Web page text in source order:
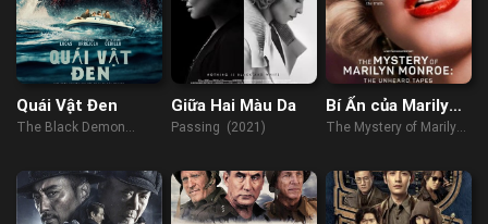
Quái Vật Đen
The Black Demon
Giữa Hai Màu Da
Passing (2021)
Bí Ẩn của Marilyn
Monroe: Những
The Mystery of Marilyn
Tapes (2022)